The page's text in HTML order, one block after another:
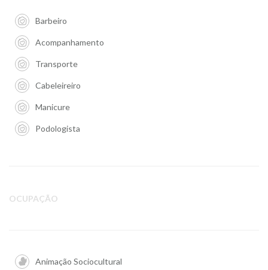
Barbeiro
Acompanhamento
Transporte
Cabeleireiro
Manicure
Podologista
OCUPAÇÃO
Animação Sociocultural